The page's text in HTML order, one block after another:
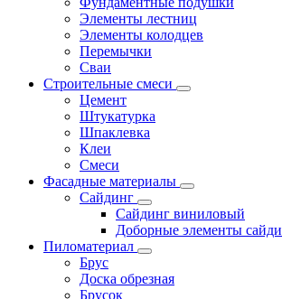
Элементы лестниц
Элементы колодцев
Перемычки
Сваи
Строительные смеси
Цемент
Штукатурка
Шпаклевка
Клеи
Смеси
Фасадные материалы
Сайдинг
Сайдинг виниловый
Доборные элементы
Пиломатериал
Брус
Доска обрезная
Брусок